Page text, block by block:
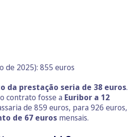
de 2025): 855 euros
da prestação seria de 38 euros.
contrato fosse a Euribor a 12
de 859 euros, para 926 euros,
de 67 euros mensais.